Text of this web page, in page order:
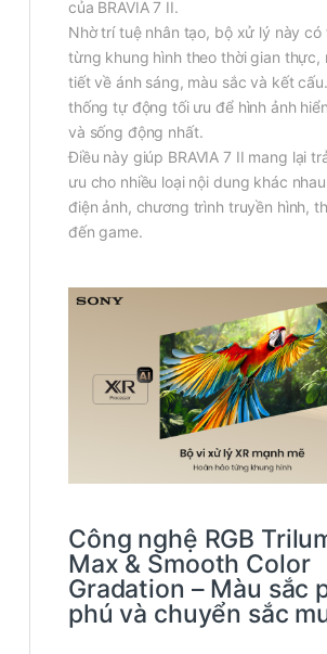
của BRAVIA 7 II.
Nhờ trí tuệ nhân tạo, bộ xử lý này có
từng khung hình theo thời gian thực,
tiết về ánh sáng, màu sắc và kết
thống tự động tối ưu để hình ảnh
và sống động nhất.
Điều này giúp BRAVIA 7 II mang lại
ưu cho nhiều loại nội dung khác
điện ảnh, chương trình truyền hình,
đến game.
Công nghệ RGB
Max & Smooth Color
Gradation – Màu sắc
phú và chuyển sắc